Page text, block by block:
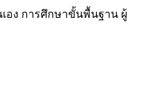
เอง การศึกษาขั้นพื้นฐาน ผู้